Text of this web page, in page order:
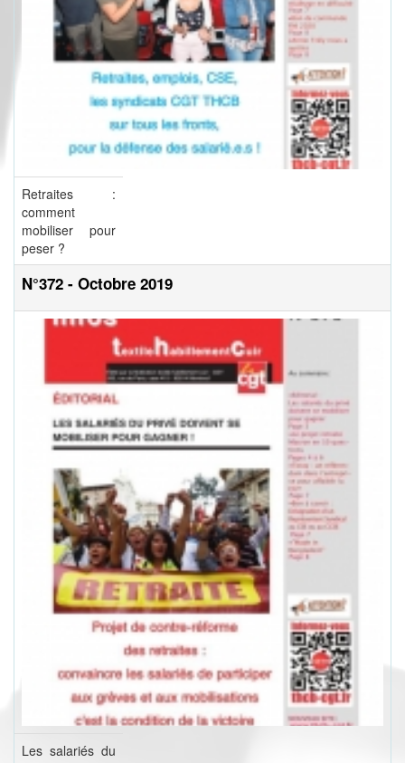
Retraites :
comment
mobiliser pour
peser ?
N°372 - Octobre 2019
Les salariés du